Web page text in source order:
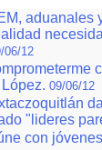
aduanales
06/12
09/06/12
"lideres
con